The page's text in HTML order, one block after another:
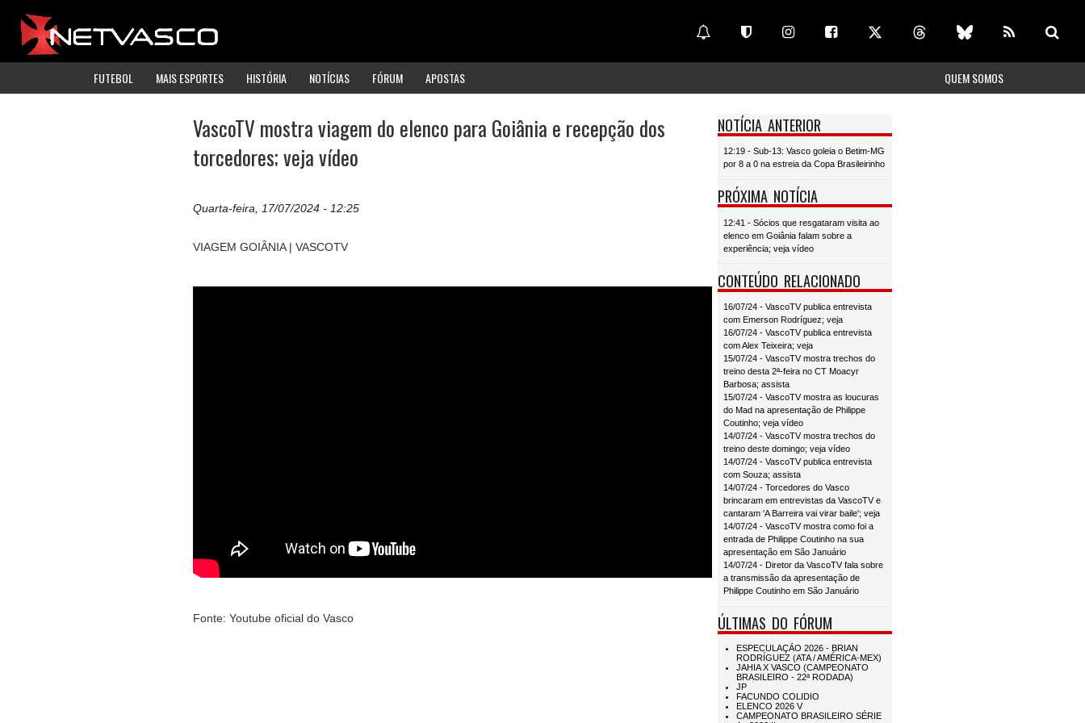
FUTEBOL MAIS ESPORTES HISTÓRIA NOTÍCIAS FÓRUM APOSTAS QUEM SOMOS
VascoTV mostra viagem do elenco para Goiânia e recepção dos
torcedores; veja vídeo
Quarta-feira, 17/07/2024 - 12:25
VIAGEM GOIÂNIA | VASCOTV
Fonte: Youtube oficial do Vasco
NOTÍCIA ANTERIOR
12:19 - Sub-13: Vasco goleia o Betim-MG
por 8 a 0 na estreia da Copa Brasileirinho
PRÓXIMA NOTÍCIA
12:41 - Sócios que resgataram visita ao
elenco em Goiânia falam sobre a
experiência; veja vídeo
CONTEÚDO RELACIONADO
16/07/24 - VascoTV publica entrevista
com Emerson Rodríguez; veja
16/07/24 - VascoTV publica entrevista
com Alex Teixeira; veja
15/07/24 - VascoTV mostra trechos do
treino desta 2ª-feira no CT Moacyr
Barbosa; assista
15/07/24 - VascoTV mostra as loucuras
do Mad na apresentação de Philippe
Coutinho; veja vídeo
14/07/24 - VascoTV mostra trechos do
treino deste domingo; veja vídeo
14/07/24 - VascoTV publica entrevista
com Souza; assista
14/07/24 - Torcedores do Vasco
brincaram em entrevistas da VascoTV e
cantaram 'A Barreira vai virar baile'; veja
14/07/24 - VascoTV mostra como foi a
entrada de Philippe Coutinho na sua
apresentação em São Januário
14/07/24 - Diretor da VascoTV fala sobre
a transmissão da apresentação de
Philippe Coutinho em São Januário
ÚLTIMAS DO FÓRUM